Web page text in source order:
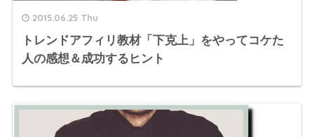
2015.06.25 Thu
トレンドアフィリ教材「下克上」をやってコケた
人の感想＆成功するヒント